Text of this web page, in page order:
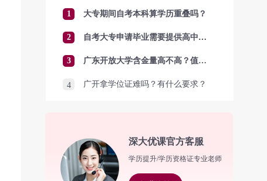
1 大专期间自考本科算学历重叠吗？
2 自考大专申请毕业需要提供高中毕业证吗？
3 广东开放大学含金量高不高？值得报考吗？
4 广开拿学位证难吗？有什么要求？
深大优课官方客服
学历提升/学历资格证专业老师